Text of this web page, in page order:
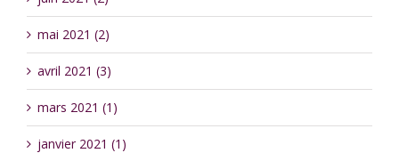
mai 2021 (2)
avril 2021 (3)
mars 2021 (1)
janvier 2021 (1)